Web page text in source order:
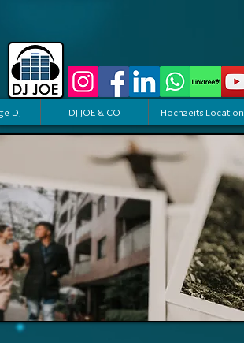
DJ DJ JOE & CO Hochzeits Location